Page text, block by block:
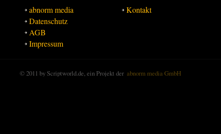
abnorm media
Datenschutz
AGB
Impressum
Kontakt
© 2011 by Scriptworld.de, ein Projekt der abnorm media GmbH